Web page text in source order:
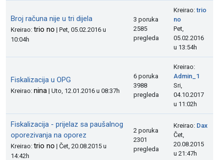
Broj računa nije u tri dijela
Kreirao: trio no | Pet, 05.02.2016 u
10:04h
3 poruka
2585
pregleda
Kreirao:trio
no
Pet,
05.02.2016
u 13:54h
Fiskalizacija u OPG
Kreirao: nina | Uto, 12.01.2016 u 08:37h
6 poruka
3988
pregleda
Kreirao:
Admin_1
Sri,
04.10.2017
u 11:02h
Fiskalizacija - prijelaz sa paušalnog
oporezivanja na oporez
Kreirao: trio no | Čet, 20.08.2015 u
14:42h
2 poruka
2301
pregleda
Kreirao: Dax
Čet,
20.08.2015
u 21:47h